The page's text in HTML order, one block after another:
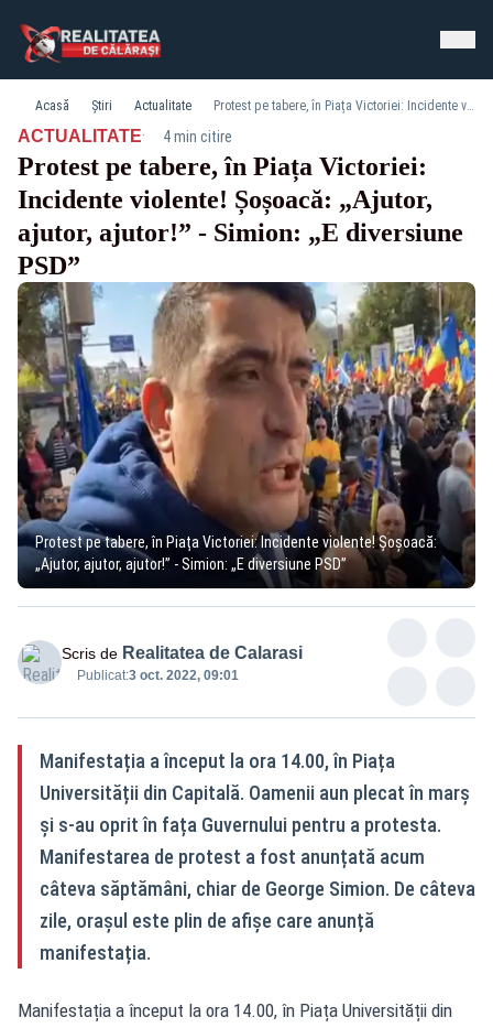
Acasă Știri Actualitate Protest pe tabere, în Piața Victoriei: Incidente violente! Șoșoacă: „Ajutor, ajutor, ajutor!” - Simion: „E diversiune PSD”
ACTUALITATE· 4 min citire
Protest pe tabere, în Piața Victoriei:
Incidente violente! Șoșoacă: „Ajutor,
ajutor, ajutor!” - Simion: „E diversiune
PSD”
Protest pe tabere, în Piața Victoriei: Incidente violente! Șoșoacă:
„Ajutor, ajutor, ajutor!” - Simion: „E diversiune PSD”
Scris de Realitatea de Calarasi
Publicat:3 oct. 2022, 09:01
Manifestația a început la ora 14.00, în Piața
Universității din Capitală. Oamenii aun plecat în marș
și s-au oprit în fața Guvernului pentru a protesta.
Manifestarea de protest a fost anunțată acum
câteva săptămâni, chiar de George Simion. De câteva
zile, orașul este plin de afișe care anunță
manifestația.
Manifestația a început la ora 14.00, în Piața Universității din